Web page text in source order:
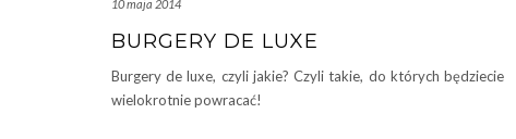
10 maja 2014
BURGERY DE LUXE
Burgery de luxe, czyli jakie? Czyli takie, do których będziecie
wielokrotnie powracać!